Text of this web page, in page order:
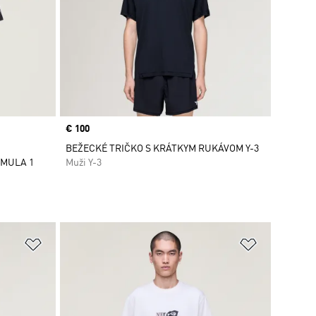
1
Price
€ 100
BEŽECKÉ TRIČKO S KRÁTKYM RUKÁVOM Y-3
Muži Y-3
Pridať do zoznamu želaných položiek